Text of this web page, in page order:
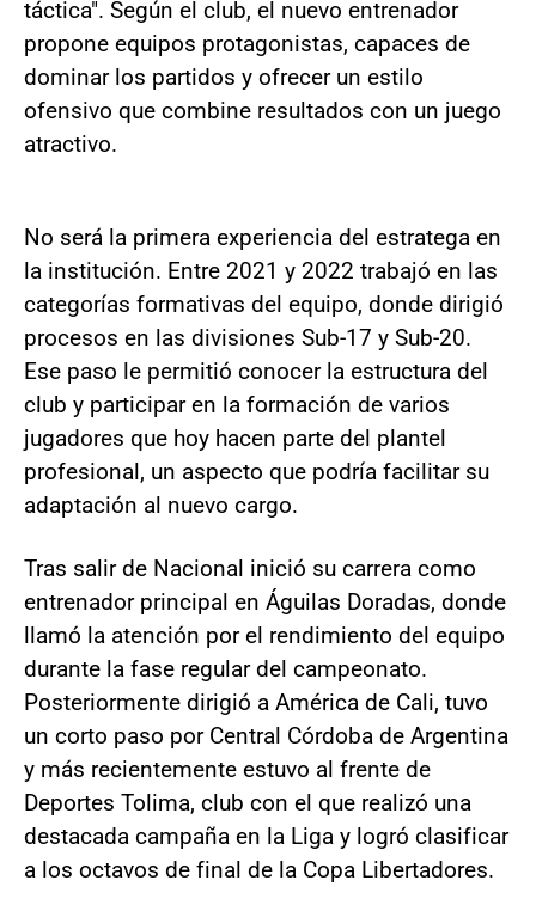
táctica". Según el club, el nuevo entrenador
propone equipos protagonistas, capaces de
dominar los partidos y ofrecer un estilo
ofensivo que combine resultados con un juego
atractivo.
No será la primera experiencia del estratega en
la institución. Entre 2021 y 2022 trabajó en las
categorías formativas del equipo, donde dirigió
procesos en las divisiones Sub-17 y Sub-20.
Ese paso le permitió conocer la estructura del
club y participar en la formación de varios
jugadores que hoy hacen parte del plantel
profesional, un aspecto que podría facilitar su
adaptación al nuevo cargo.
Tras salir de Nacional inició su carrera como
entrenador principal en Águilas Doradas, donde
llamó la atención por el rendimiento del equipo
durante la fase regular del campeonato.
Posteriormente dirigió a América de Cali, tuvo
un corto paso por Central Córdoba de Argentina
y más recientemente estuvo al frente de
Deportes Tolima, club con el que realizó una
destacada campaña en la Liga y logró clasificar
a los octavos de final de la Copa Libertadores.